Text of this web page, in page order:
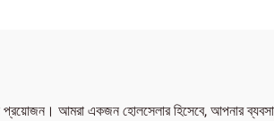
প্রয়োজন। আমরা একজন হোলসেলার হিসেবে, আপনার